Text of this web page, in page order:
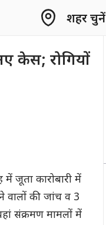
शहर चुनें
केस; रोगियों
में जूता कारोबारी में
वालों की जांच व 3
संक्रमण मामलों में